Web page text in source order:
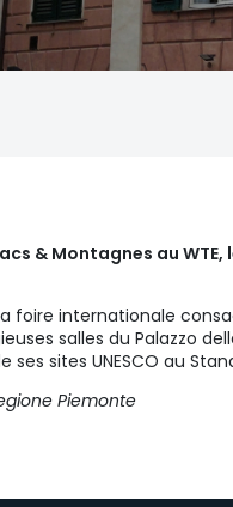
& Montagnes au
foire internationale
salles du Palazzo
sites UNESCO au
Piemonte